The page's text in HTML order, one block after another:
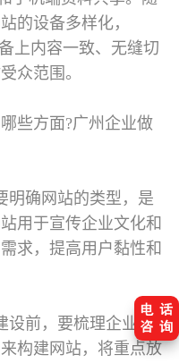
的设备多样化，
上内容一致、无缝切
众范围。
些方面?广州企业做
明确网站的类型，是
用于宣传企业文化和
求，提高用户黏性和
设前，要梳理企业的
构建网站，将重点放